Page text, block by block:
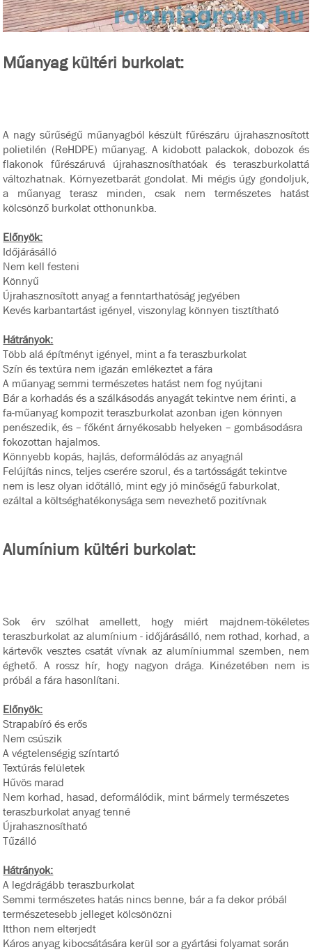
Műanyag kültéri burkolat:
A nagy sűrűségű műanyagból készült fűrészáru újrahasznosított
polietilén (ReHDPE) műanyag. A kidobott palackok, dobozok és
flakonok fűrészáruvá újrahasznosíthatóak és teraszburkolattá
változhatnak. Környezetbarát gondolat. Mi mégis úgy gondoljuk,
a műanyag terasz minden, csak nem természetes hatást
kölcsönző burkolat otthonunkba.
Előnyök:
Időjárásálló
Nem kell festeni
Könnyű
Újrahasznosított anyag a fenntarthatóság jegyében
Kevés karbantartást igényel, viszonylag könnyen tisztítható
Hátrányok:
Több alá építményt igényel, mint a fa teraszburkolat
Szín és textúra nem igazán emlékeztet a fára
A műanyag semmi természetes hatást nem fog nyújtani
Bár a korhadás és a szálkásodás anyagát tekintve nem érinti, a
fa-műanyag kompozit teraszburkolat azonban igen könnyen
penészedik, és – főként árnyékosabb helyeken – gombásodásra
fokozottan hajalmos.
Könnyebb kopás, hajlás, deformálódás az anyagnál
Felújítás nincs, teljes cserére szorul, és a tartósságát tekintve
nem is lesz olyan időtálló, mint egy jó minőségű faburkolat,
ezáltal a költséghatékonysága sem nevezhető pozitívnak
Alumínium kültéri burkolat:
Sok érv szólhat amellett, hogy miért majdnem-tökéletes
teraszburkolat az alumínium - időjárásálló, nem rothad, korhad, a
kártevők vesztes csatát vívnak az alumíniummal szemben, nem
éghető. A rossz hír, hogy nagyon drága. Kinézetében nem is
próbál a fára hasonlítani.
Előnyök:
Strapabíró és erős
Nem csúszik
A végtelenségig színtartó
Textúrás felületek
Hűvös marad
Nem korhad, hasad, deformálódik, mint bármely természetes
teraszburkolat anyag tenné
Újrahasznosítható
Tűzálló
Hátrányok:
A legdrágább teraszburkolat
Semmi természetes hatás nincs benne, bár a fa dekor próbál
természetesebb jelleget kölcsönözni
Itthon nem elterjedt
Káros anyag kibocsátására kerül sor a gyártási folyamat során